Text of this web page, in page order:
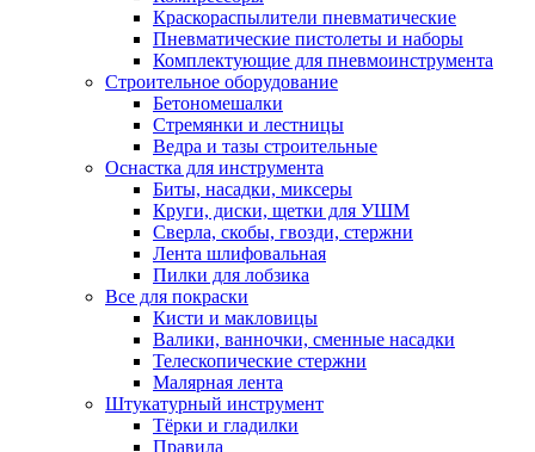
Краскораспылители пневматические
Пневматические пистолеты и наборы
Комплектующие для пневмоинструмента
Строительное оборудование
Бетономешалки
Стремянки и лестницы
Ведра и тазы строительные
Оснастка для инструмента
Биты, насадки, миксеры
Круги, диски, щетки для УШМ
Сверла, скобы, гвозди, стержни
Лента шлифовальная
Пилки для лобзика
Все для покраски
Кисти и макловицы
Валики, ванночки, сменные насадки
Телескопические стержни
Малярная лента
Штукатурный инструмент
Тёрки и гладилки
Правила